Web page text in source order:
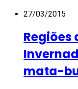
27/03/2015
Regiões
mata-